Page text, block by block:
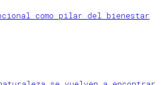
como pilar del bienestar